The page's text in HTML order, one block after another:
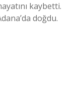
kaybetti.
doğdu.